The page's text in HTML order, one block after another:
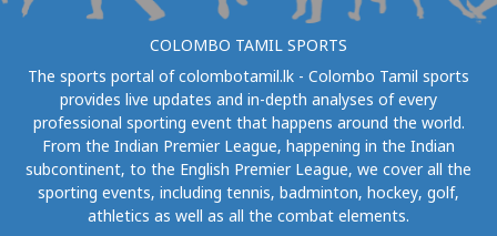
COLOMBO TAMIL SPORTS
The sports portal of colombotamil.lk - Colombo Tamil sports
provides live updates and in-depth analyses of every
professional sporting event that happens around the world.
From the Indian Premier League, happening in the Indian
subcontinent, to the English Premier League, we cover all the
sporting events, including tennis, badminton, hockey, golf,
athletics as well as all the combat elements.